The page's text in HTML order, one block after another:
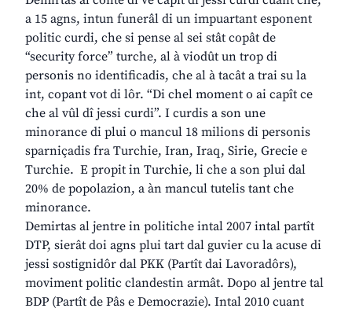
a 15 agns, intun funerâl di un impuartant esponent
politic curdi, che si pense al sei stât copât de
“security force” turche, al à viodût un trop di
personis no identificadis, che al à tacât a trai su la
int, copant vot di lôr. “Di chel moment o ai capît ce
che al vûl dî jessi curdi”. I curdis a son une
minorance di plui o mancul 18 milions di personis
sparniçadis fra Turchie, Iran, Iraq, Sirie, Grecie e
Turchie. E propit in Turchie, li che a son plui dal
20% de popolazion, a àn mancul tutelis tant che
minorance.
Demirtas al jentre in politiche intal 2007 intal partît
DTP, sierât doi agns plui tart dal guvier cu la acuse di
jessi sostignidôr dal PKK (Partît dai Lavoradôrs),
moviment politic clandestin armât. Dopo al jentre tal
BDP (Partît de Pâs e Democrazie). Intal 2010 cuant